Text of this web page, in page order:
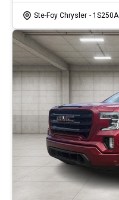
Ste-Foy Chrysler - 1S250A